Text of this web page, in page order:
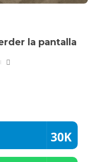
la pantalla
30K